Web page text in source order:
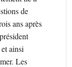
de
ans après
ainsi
Les